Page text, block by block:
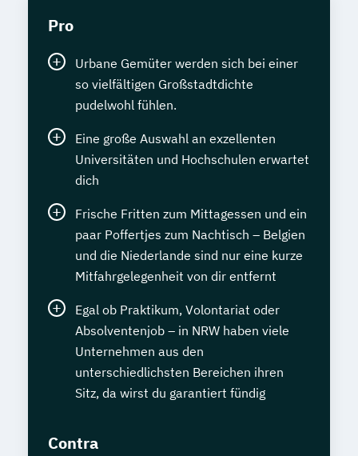
Pro
Urbane Gemüter werden sich bei einer
so vielfältigen Großstadtdichte
pudelwohl fühlen.
Eine große Auswahl an exzellenten
Universitäten und Hochschulen erwartet
dich
Frische Fritten zum Mittagessen und ein
paar Poffertjes zum Nachtisch – Belgien
und die Niederlande sind nur eine kurze
Mitfahrgelegenheit von dir entfernt
Egal ob Praktikum, Volontariat oder
Absolventenjob – in NRW haben viele
Unternehmen aus den
unterschiedlichsten Bereichen ihren
Sitz, da wirst du garantiert fündig
Contra